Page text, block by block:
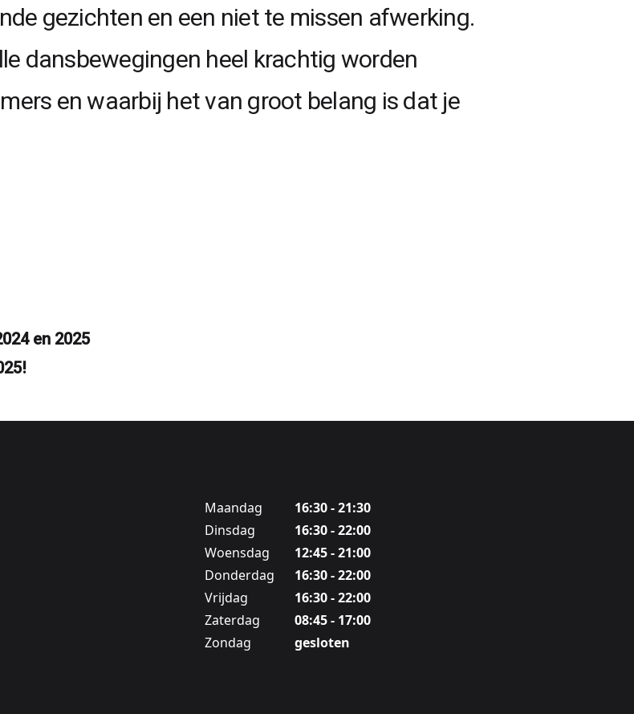
gezichten en een niet te missen afwerking.
dansbewegingen heel krachtig worden
en waarbij het van groot belang is dat je
en 2025
Maandag
16:30 - 21:30
Dinsdag
16:30 - 22:00
Woensdag
12:45 - 21:00
Donderdag
16:30 - 22:00
Vrijdag
16:30 - 22:00
Zaterdag
08:45 - 17:00
Zondag
gesloten